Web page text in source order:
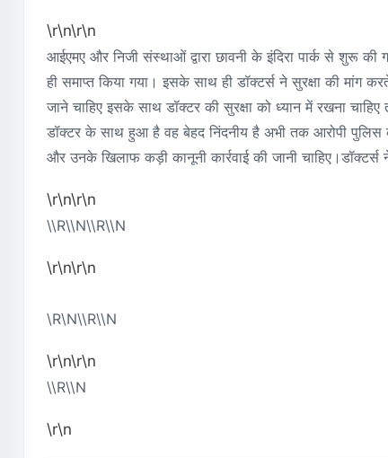
\r\n\r\n
आईएमए और निजी संस्थाओं द्वारा छावनी के इंदिरा पार्क से शुरू की
ही समाप्त किया गया। इसके साथ ही डॉक्टर्स ने सुरक्षा की मांग
जाने चाहिए इसके साथ डॉक्टर की सुरक्षा को ध्यान में रखना
डॉक्टर के साथ हुआ है वह बेहद निंदनीय है अभी तक आरोपी पुलिस
और उनके खिलाफ कड़ी कानूनी कार्रवाई की जानी
\r\n\r\n
\\r\\n\\r\\n
\r\n\r\n
\r\n\\r\\n
\r\n\r\n
\\r\\n
\r\n